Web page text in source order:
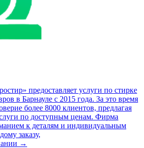
предоставляет услуги по стирке
в Барнауле с 2015 года. За это время
более 8000 клиентов, предлагая
по доступным ценам. Фирма
к деталям и индивидуальным
заказу,
→